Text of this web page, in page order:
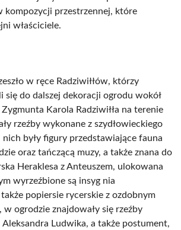
kompozycji przestrzennej, które
właściciele.
w ręce Radziwiłłów, którzy
się do dalszej dekoracji ogrodu wokół
Karola Radziwiłła na terenie
rzeźby wykonane z szydłowieckiego
były figury przedstawiające fauna
oraz tańczącą muzy, a także znana do
Heraklesa z Anteuszem, ulokowana
wyrzeźbione są insyg nia
także popiersie rycerskie z ozdobnym
w ogrodzie znajdowały się rzeźby
Ludwika, a także postument,